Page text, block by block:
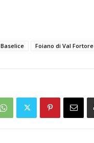
Baselice Foiano di Val Fortore